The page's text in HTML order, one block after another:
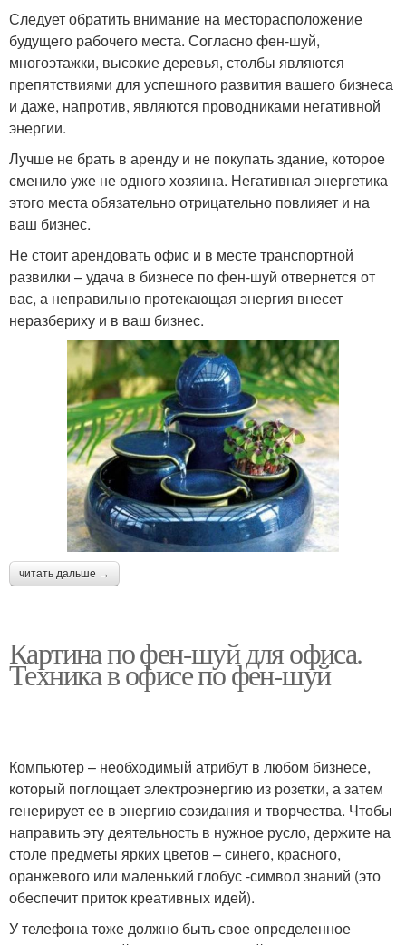
Следует обратить внимание на месторасположение
будущего рабочего места. Согласно фен-шуй,
многоэтажки, высокие деревья, столбы являются
препятствиями для успешного развития вашего бизнеса
и даже, напротив, являются проводниками негативной
энергии.
Лучше не брать в аренду и не покупать здание, которое
сменило уже не одного хозяина. Негативная энергетика
этого места обязательно отрицательно повлияет и на
ваш бизнес.
Не стоит арендовать офис и в месте транспортной
развилки – удача в бизнесе по фен-шуй отвернется от
вас, а неправильно протекающая энергия внесет
неразбериху и в ваш бизнес.
читать дальше →
Картина по фен-шуй для офиса.
Техника в офисе по фен-шуй
Компьютер – необходимый атрибут в любом бизнесе,
который поглощает электроэнергию из розетки, а затем
генерирует ее в энергию созидания и творчества. Чтобы
направить эту деятельность в нужное русло, держите на
столе предметы ярких цветов – синего, красного,
оранжевого или маленький глобус -символ знаний (это
обеспечит приток креативных идей).
У телефона тоже должно быть свое определенное